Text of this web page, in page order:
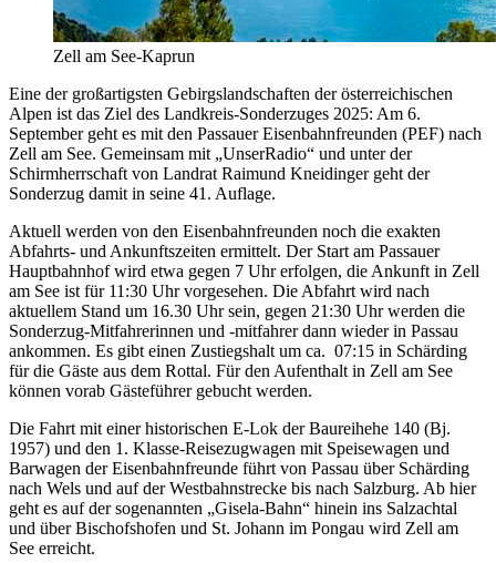
Zell am See-Kaprun
Eine der großartigsten Gebirgslandschaften der österreichischen
Alpen ist das Ziel des Landkreis-Sonderzuges 2025: Am 6.
September geht es mit den Passauer Eisenbahnfreunden (PEF) nach
Zell am See. Gemeinsam mit „UnserRadio“ und unter der
Schirmherrschaft von Landrat Raimund Kneidinger geht der
Sonderzug damit in seine 41. Auflage.
Aktuell werden von den Eisenbahnfreunden noch die exakten
Abfahrts- und Ankunftszeiten ermittelt. Der Start am Passauer
Hauptbahnhof wird etwa gegen 7 Uhr erfolgen, die Ankunft in Zell
am See ist für 11:30 Uhr vorgesehen. Die Abfahrt wird nach
aktuellem Stand um 16.30 Uhr sein, gegen 21:30 Uhr werden die
Sonderzug-Mitfahrerinnen und -mitfahrer dann wieder in Passau
ankommen. Es gibt einen Zustiegshalt um ca. 07:15 in Schärding
für die Gäste aus dem Rottal. Für den Aufenthalt in Zell am See
können vorab Gästeführer gebucht werden.
Die Fahrt mit einer historischen E-Lok der Baureihehe 140 (Bj.
1957) und den 1. Klasse-Reisezugwagen mit Speisewagen und
Barwagen der Eisenbahnfreunde führt von Passau über Schärding
nach Wels und auf der Westbahnstrecke bis nach Salzburg. Ab hier
geht es auf der sogenannten „Gisela-Bahn“ hinein ins Salzachtal
und über Bischofshofen und St. Johann im Pongau wird Zell am
See erreicht.